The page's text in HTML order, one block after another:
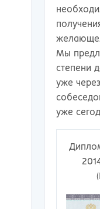
Мы
степени
уже
уже